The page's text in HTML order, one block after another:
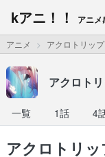
kアニ！！ アニメ
アニメ アクロトリップ
アクロト
一覧 1話 4
アクロトリ